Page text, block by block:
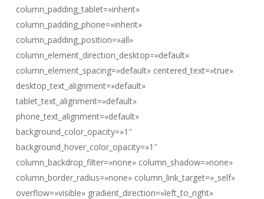
column_padding_tablet=»inherit»
column_padding_phone=»inherit»
column_padding_position=»all»
column_element_direction_desktop=»default»
column_element_spacing=»default» centered_text=»true»
desktop_text_alignment=»default»
tablet_text_alignment=»default»
phone_text_alignment=»default»
background_color_opacity=»1″
background_hover_color_opacity=»1″
column_backdrop_filter=»none» column_shadow=»none»
column_border_radius=»none» column_link_target=»_self»
overflow=»visible» gradient_direction=»left_to_right»